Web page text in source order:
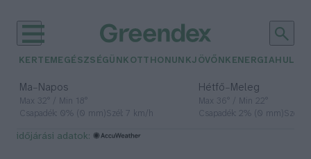
KERTEM EGÉSZSÉGÜNK OTTHONUNKJÖVŐNK ENERGIA
Ma– Napos
Max 32° / Min 18°
Csapadék: 0% (0 mm)Szél: 7 km/h
Hétfő– Meleg
Max 36° / Min 22°
Csapadék: 2% (0 mm)Szél:
időjárási adatok: